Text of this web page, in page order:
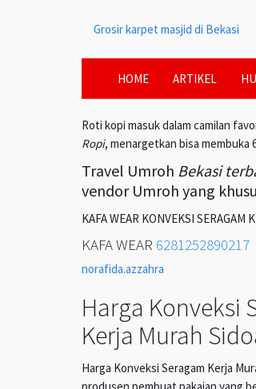
Grosir karpet masjid di Bekasi
HOME ARTIKEL
Roti kopi masuk dalam camilan
Ropi, menargetkan bisa membuka
Travel Umroh Bekasi
vendor Umroh yang
KAFA WEAR KONVEKSI SERAGAM
KAFA WEAR 6281252890217
norafida.azzahra
Harga Konveksi
Kerja Murah
Harga Konveksi Seragam Kerja
produsen pembuat pakaian yang